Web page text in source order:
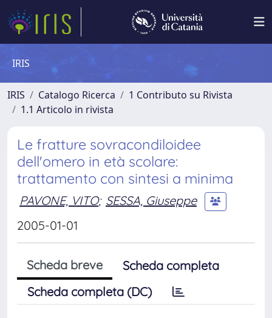
IRIS
IRIS Catalogo Ricerca
1 Contributo su Rivista
1.1 Articolo in rivista
Le fratture sovracondiloidee
dell'omero in età scolare:
trattamento con sintesi a minima
PAVONE, VITO; SESSA, Giuseppe
2005-01-01
Scheda breve
Scheda completa
Scheda completa (DC)